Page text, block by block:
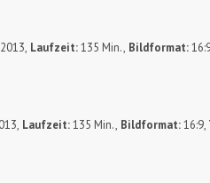
2013, Laufzeit:135 Min., Bildformat:
Laufzeit:135 Min., Bildformat:16:9,